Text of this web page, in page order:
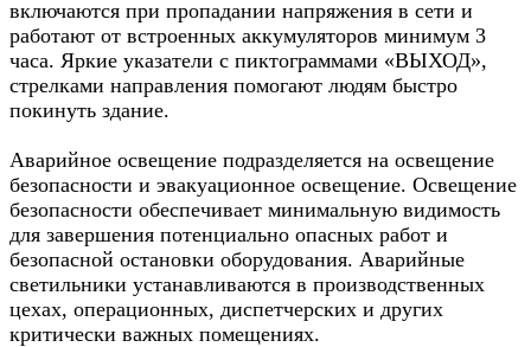
включаются при пропадании напряжения в сети и
работают от встроенных аккумуляторов минимум 3
часа. Яркие указатели с пиктограммами «ВЫХОД»,
стрелками направления помогают людям быстро
покинуть здание.
Аварийное освещение подразделяется на освещение
безопасности и эвакуационное освещение. Освещение
безопасности обеспечивает минимальную видимость
для завершения потенциально опасных работ и
безопасной остановки оборудования. Аварийные
светильники устанавливаются в производственных
цехах, операционных, диспетчерских и других
критически важных помещениях.